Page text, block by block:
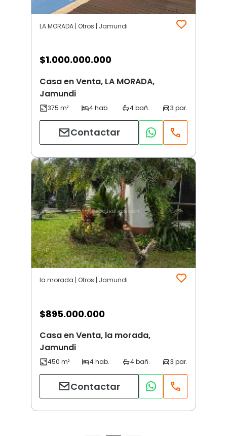
LA MORADA | Otros | Jamundi
$1.000.000.000
Casa en Venta, LA MORADA,
Jamundi
Contactar
la morada | Otros | Jamundi
$895.000.000
Casa en Venta, la morada,
Jamundi
Contactar